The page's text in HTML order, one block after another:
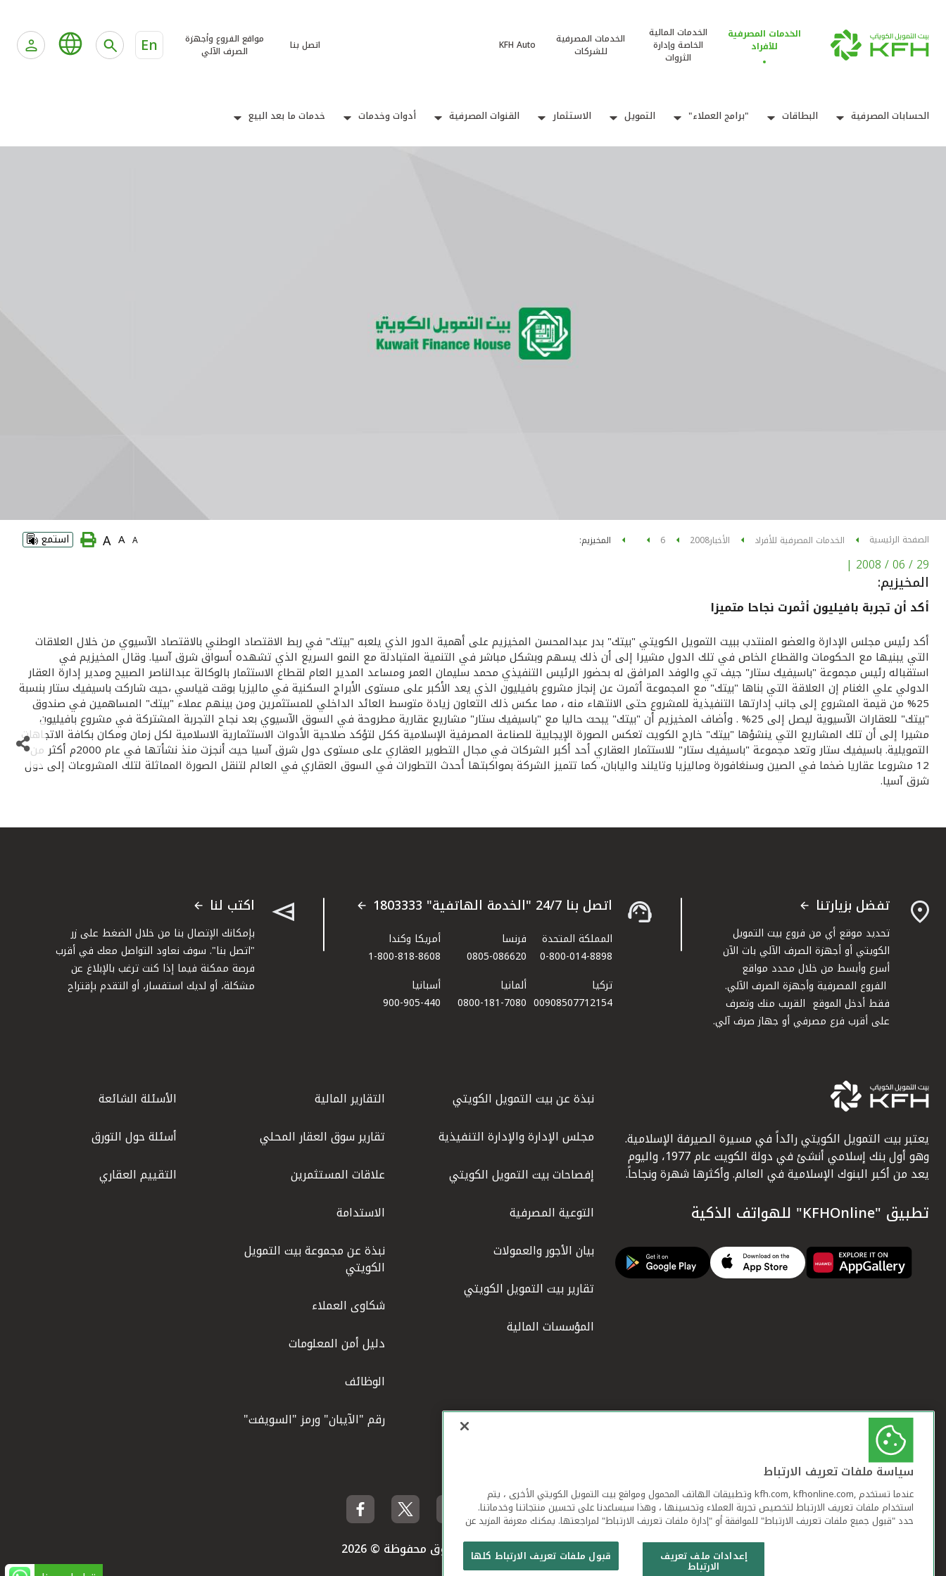
الخدمات المصرفية
للأفراد
الخدمات المالية
الخاصة وإدارة
الثروات
الخدمات المصرفية
للشركات
KFH Auto اتصل بنا
مواقع الفروع وأجهزة
الصرف الآلي
En
الحسابات المصرفية البطاقات "برامج العملاء" التمويل الاستثمار القنوات المصرفية أدوات وخدمات خدمات ما بعد البيع
الصفحة الرئيسية الخدمات المصرفية للأفراد الأخبار2008
6 المخيزيم: A
A
A استمع
29 / 06 / 2008
|
المخيزيم:
أكد أن تجربة بافيليون أثمرت نجاحا متميزا
أكد رئيس مجلس الإدارة والعضو المنتدب ببيت التمويل الكويتي "بيتك" بدر عبدالمحسن المخيزيم على أهمية الدور الذي يلعبه "بيتك" في ربط الاقتصاد الوطني بالاقتصاد الآسيوي من خلال العلاقات
التي يبنيها مع الحكومات والقطاع الخاص في تلك الدول مشيرا إلى أن ذلك يسهم وبشكل مباشر في التنمية المتبادلة مع النمو السريع الذي تشهده أسواق شرق آسيا. وقال المخيزيم في
استقباله رئيس مجموعة "باسيفيك ستار" جيف تي والوفد المرافق له بحضور الرئيس التنفيذي محمد سليمان العمر ومساعد المدير العام لقطاع الاستثمار بالوكالة عبدالناصر الصبيح ومدير إدارة العقار
الدولي علي الغنام إن العلاقة التي بناها "بيتك" مع المجموعة أثمرت عن إنجاز مشروع بافيليون الذي يعد الأكبر على مستوى الأبراج السكنية في ماليزيا بوقت قياسي ،حيث شاركت باسيفيك ستار بنسبة
25% من قيمة المشروع إلى جانب إدارتها التنفيذية للمشروع حتى الانتهاء منه ، مما عكس ذلك التعاون زيادة متوسط العائد الداخلي للمستثمرين ومن بينهم عملاء "بيتك" المساهمين في صندوق
"بيتك" للعقارات الآسيوية ليصل إلى 25% . وأضاف المخيزيم أن "بيتك" يبحث حاليا مع "باسيفيك ستار" مشاريع عقارية مطروحة في السوق الآسيوي بعد نجاح التجربة المشتركة في مشروع بافيليون
مشيرا إلى أن تلك المشاريع التي ينشؤها "بيتك" خارج الكويت تعكس الصورة الإيجابية للصناعة المصرفية الإسلامية ككل لتؤكد صلاحية الأدوات الاستثمارية الاسلامية لكل زمان ومكان بكافة الاتجاهات
التمويلية. باسيفيك ستار وتعد مجموعة "باسيفيك ستار" للاستثمار العقاري أحد أكبر الشركات في مجال التطوير العقاري على مستوى دول شرق آسيا حيث أنجزت منذ نشأتها في عام 2000م أكثر من
12 مشروعا عقاريا ضخما في الصين وسنغافورة وماليزيا وتايلند واليابان، كما تتميز الشركة بمواكبتها أحدث التطورات في السوق العقاري في العالم لتنقل الصورة المماثلة لتلك المشروعات إلى دول
شرق آسيا.
تفضل بزيارتنا
تحديد موقع أي من فروع بيت التمويل
الكويتي أو أجهزة الصرف الآلي بات الآن
أسرع وأبسط من خلال محدد مواقع
الفروع المصرفية وأجهزة الصرف الآلي.
فقط أدخل الموقع القريب منك وتعرف
على أقرب فرع مصرفي أو جهاز صرف آلي.
اتصل بنا 24/7 "الخدمة الهاتفية" 1803333
المملكة المتحدة
0-800-014-8898
فرنسا
0805-086620
أمريكا وكندا
1-800-818-8608
تركيا
00908507712154​
ألمانيا
0800-181-7080
أسبانيا
900-905-440
اكتب لنا
بإمكانك الإتصال بنا من خلال الضغط على زر
"اتصل بنا". سوف نعاود التواصل معك في أقرب
فرصة ممكنة فيما إذا كنت ترغب بالإبلاغ عن
مشكلة، أو لديك استفسار، أو التقدم بإقتراح
يعتبر بيت التمويل الكويتي رائداً في مسيرة الصيرفة الإسلامية.
وهو أول بنك إسلامي أنشئ في دولة الكويت عام 1977، واليوم
يعد من أكبر البنوك الإسلامية في العالم. وأكثرها شهرة ونجاحاً.
تطبيق "KFHOnline" للهواتف الذكية
نبذة عن بيت التمويل الكويتي
مجلس الإدارة والإدارة التنفيذية
إفصاحات بيت التمويل الكويتي
التوعية المصرفية
بيان الأجور والعمولات
تقارير بيت التمويل الكويتي
المؤسسات المالية
التقارير المالية
تقارير سوق العقار المحلي
علاقات المستثمرين
الاستدامة
نبذة عن مجموعة بيت التمويل
الكويتي
شكاوى العملاء
دليل أمن المعلومات
الوظائف
رقم "الآيبان" ورمز "السويفت"
الأسئلة الشائعة
أسئلة حول التورق
التقييم العقاري
بيت التمويل الكويتي جميع الحقوق محفوظة © 2026
سياسة ملفات تعريف الارتباط
عندما تستخدم ,kfh.com, kfhonline.com وتطبيقات الهاتف المحمول ومواقع بيت التمويل الكويتي الأخرى ، يتم
استخدام ملفات تعريف الارتباط لتخصيص تجربة العملاء وتحسينها ، وهذا سيساعدنا على تحسين منتجاتنا وخدماتنا.
حدد "قبول جميع ملفات تعريف الارتباط" للموافقة أو "إدارة ملفات تعريف الارتباط" لمراجعتها. يمكنك معرفة المزيد عن
قبول ملفات تعريف الارتباط كلها
إعدادات ملف تعريف
الارتباط